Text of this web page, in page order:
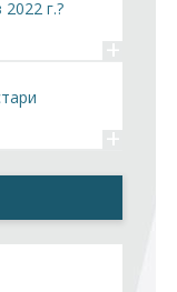
г.?
+
+
България с
+